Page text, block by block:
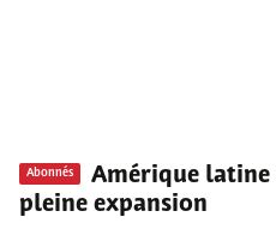
Abonnés Amérique latine
pleine expansion